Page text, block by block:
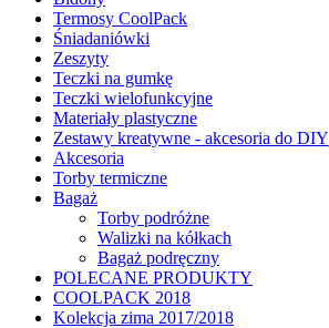
Termosy CoolPack
Śniadaniówki
Zeszyty
Teczki na gumkę
Teczki wielofunkcyjne
Materiały plastyczne
Zestawy kreatywne - akcesoria do DIY
Akcesoria
Torby termiczne
Bagaż
Torby podróżne
Walizki na kółkach
Bagaż podręczny
POLECANE PRODUKTY
COOLPACK 2018
Kolekcja zima 2017/2018